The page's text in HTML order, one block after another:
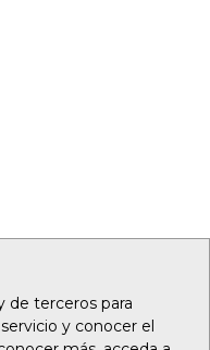
de terceros para
y conocer el